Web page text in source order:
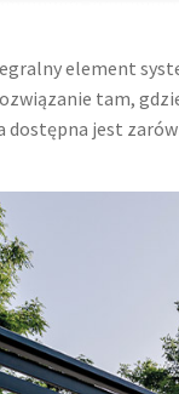
element
tam,
jest